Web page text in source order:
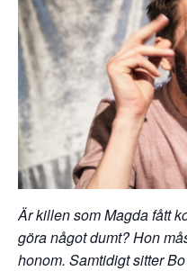
Är killen som Magda fått
göra något dumt? Hon
honom. Samtidigt sitter